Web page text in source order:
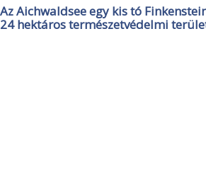
Az Aichwaldsee egy kis tó
24 hektáros természetvédelmi